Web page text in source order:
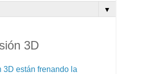
▼
3D
3D están frenando la